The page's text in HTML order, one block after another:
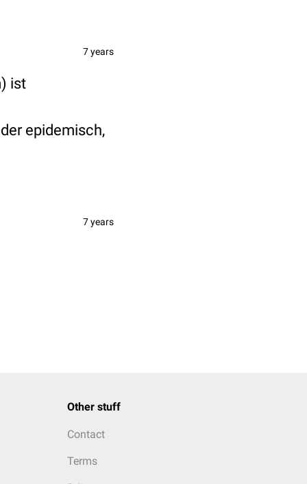
7 years
ist
epidemisch,
7 years
Other stuff
Contact
Terms